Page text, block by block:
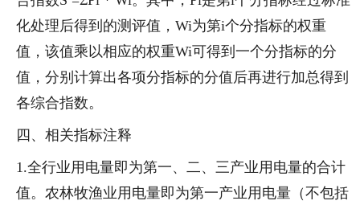
化处理后得到的测评值，Wi为第i个分指标的权重
值，该值乘以相应的权重Wi可得到一个分指标的分
值，分别计算出各项分指标的分值后再进行加总得到
各综合指数。
四、相关指标注释
1.全行业用电量即为第一、二、三产业用电量的合计
值。农林牧渔业用电量即为第一产业用电量（不包括